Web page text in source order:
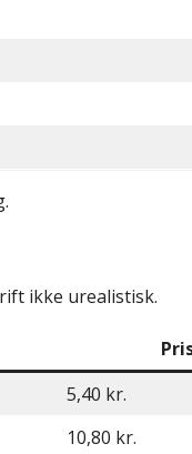
ikke urealistisk.
5,40 kr.
10,80 kr.